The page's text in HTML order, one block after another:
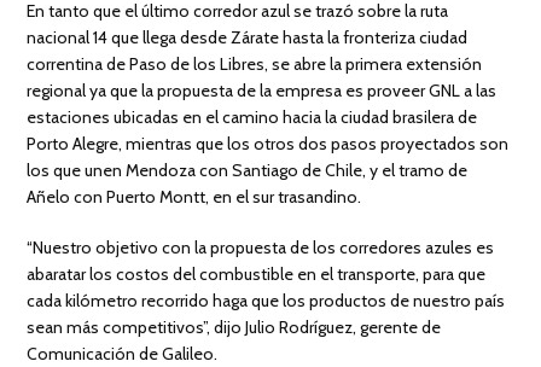
En tanto que el último corredor azul se trazó sobre la ruta
nacional 14 que llega desde Zárate hasta la fronteriza ciudad
correntina de Paso de los Libres, se abre la primera extensión
regional ya que la propuesta de la empresa es proveer GNL a las
estaciones ubicadas en el camino hacia la ciudad brasilera de
Porto Alegre, mientras que los otros dos pasos proyectados son
los que unen Mendoza con Santiago de Chile, y el tramo de
Añelo con Puerto Montt, en el sur trasandino.
“Nuestro objetivo con la propuesta de los corredores azules es
abaratar los costos del combustible en el transporte, para que
cada kilómetro recorrido haga que los productos de nuestro país
sean más competitivos”, dijo Julio Rodríguez, gerente de
Comunicación de Galileo.